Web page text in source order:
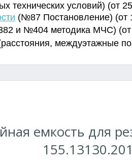
технических условий) (от
(№87 Постановление) (от
и №404 методика МЧС) (от
расстояния, междуэтажные
емкость для